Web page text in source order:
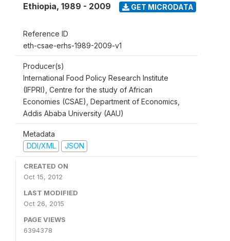
Ethiopia, 1989 - 2009 GET MICRODATA
Reference ID
eth-csae-erhs-1989-2009-v1
Producer(s)
International Food Policy Research Institute
(IFPRI), Centre for the study of African
Economies (CSAE), Department of Economics,
Addis Ababa University (AAU)
Metadata
DDI/XML
JSON
CREATED ON
Oct 15, 2012
LAST MODIFIED
Oct 26, 2015
PAGE VIEWS
6394378